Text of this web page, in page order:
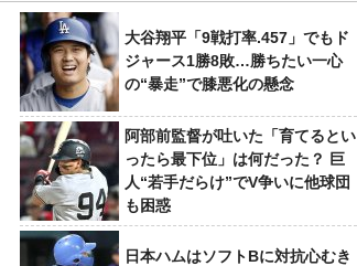
大谷翔平「9戦打率.457」でもド
ジャース1勝8敗…勝ちたい一心
の“暴走”で膝悪化の懸念
阿部前監督が吐いた「育てるとい
ったら最下位」は何だった？ 巨
人“若手だらけ”でV争いに他球団
も困惑
日本ハムはソフトBに対抗心むき